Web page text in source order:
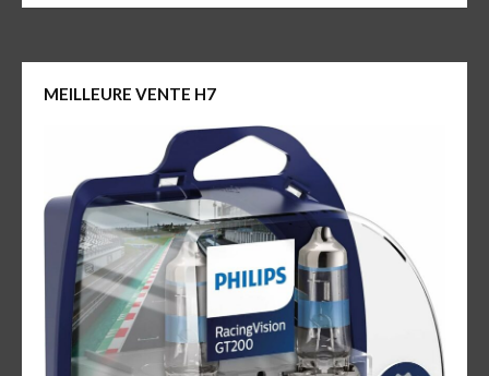
MEILLEURE VENTE H7